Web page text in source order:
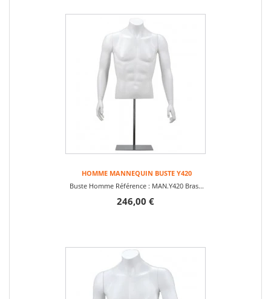
HOMME MANNEQUIN BUSTE Y420
Buste Homme Référence : MAN.Y420 Bras...
246,00 €